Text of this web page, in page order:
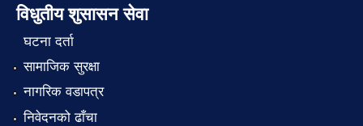
विधुतीय शुसासन सेवा
घटना दर्ता
सामाजिक सुरक्षा
नागरिक वडापत्र
निवेदनको ढाँचा